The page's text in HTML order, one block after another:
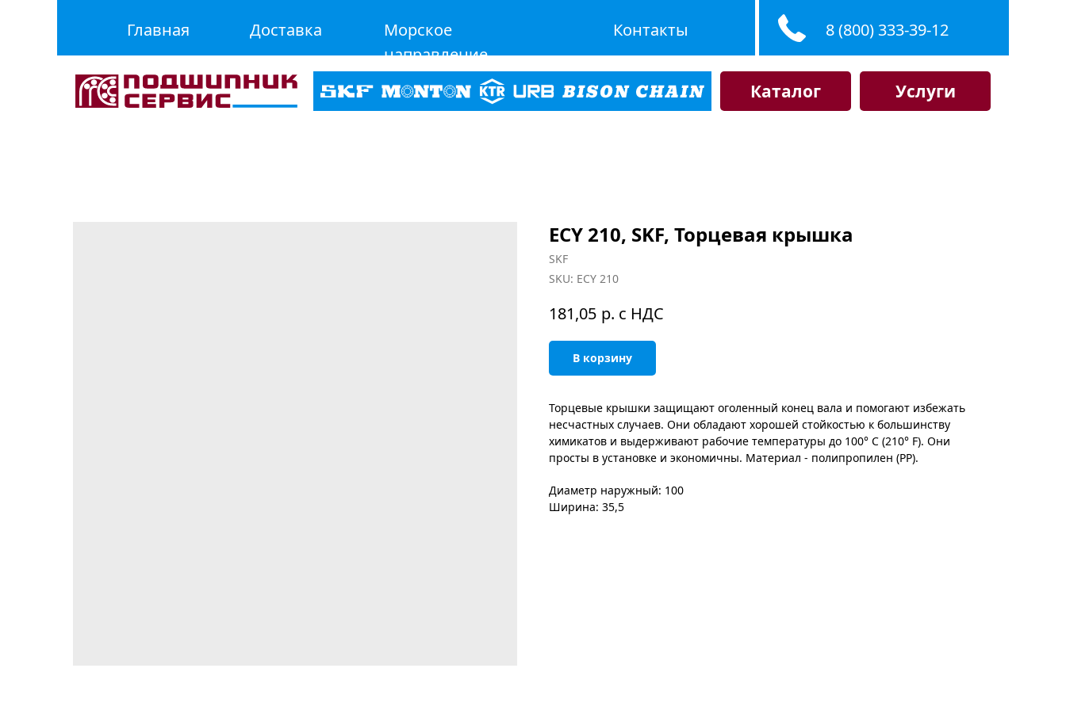
Главная Доставка
Морское
направление
Контакты 8 (800) 333-39-12
Каталог Услуги
ECY 210, SKF, Торцевая крышка
SKF
SKU: ECY 210
181,05 р. с НДС
В корзину
Торцевые крышки защищают оголенный конец вала и помогают избежать
несчастных случаев. Они обладают хорошей стойкостью к большинству
химикатов и выдерживают рабочие температуры до 100° C (210° F). Они
просты в установке и экономичны. Материал - полипропилен (PP).
Диаметр наружный: 100
Ширина: 35,5